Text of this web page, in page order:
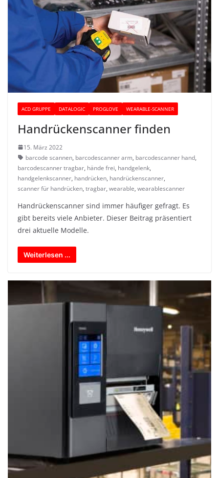
ACD GRUPPE DATALOGIC PROGLOVE WEARABLE-SCANNER
Handrückenscanner finden
15. März 2022
barcode scannen, barcodescanner arm, barcodescanner hand,
barcodescanner tragbar, hände frei, handgelenk,
handgelenkscanner, handrücken, handrückenscanner,
scanner für handrücken, tragbar, wearable, wearablescanner
Handrückenscanner sind immer häufiger gefragt. Es
gibt bereits viele Anbieter. Dieser Beitrag präsentiert
drei aktuelle Modelle.
Weiterlesen ...